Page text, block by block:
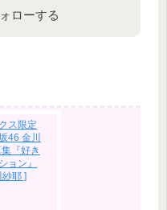
ローする
ス限定
46 金川
『好き
ョン』
耶 ]